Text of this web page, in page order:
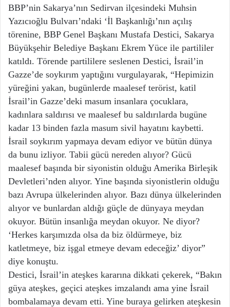
BBP’nin Sakarya’nın Sedirvan ilçesindeki Muhsin
Yazıcıoğlu Bulvarı’ndaki ‘İl Başkanlığı’nın açılış
törenine, BBP Genel Başkanı Mustafa Destici, Sakarya
Büyükşehir Belediye Başkanı Ekrem Yüce ile partililer
katıldı. Törende partililere seslenen Destici, İsrail’in
Gazze’de soykırım yaptığını vurgulayarak, “Hepimizin
yüreğini yakan, bugünlerde maalesef terörist, katil
İsrail’in Gazze’deki masum insanlara çocuklara,
kadınlara saldırısı ve maalesef bu saldırılarda bugüne
kadar 13 binden fazla masum sivil hayatını kaybetti.
İsrail soykırım yapmaya devam ediyor ve bütün dünya
da bunu izliyor. Tabii gücü nereden alıyor? Gücü
maalesef başında bir siyonistin olduğu Amerika Birleşik
Devletleri’nden alıyor. Yine başında siyonistlerin olduğu
bazı Avrupa ülkelerinden alıyor. Bazı dünya ülkelerinden
alıyor ve bunlardan aldığı güçle de dünyaya meydan
okuyor. Bütün insanlığa meydan okuyor. Ne diyor?
‘Herkes karşımızda olsa da biz öldürmeye, biz
katletmeye, biz işgal etmeye devam edeceğiz’ diyor”
diye konuştu.
Destici, İsrail’in ateşkes kararına dikkati çekerek, “Bakın
güya ateşkes, geçici ateşkes imzalandı ama yine İsrail
bombalamaya devam etti. Yine buraya gelirken ateşkesin